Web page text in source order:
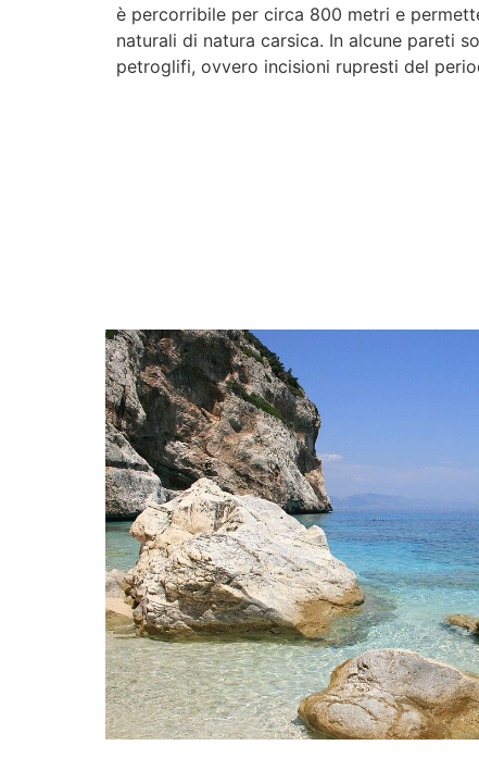
è percorribile per circa 800 metri e
naturali di natura carsica. In alcune pareti
petroglifi, ovvero incisioni rupresti del